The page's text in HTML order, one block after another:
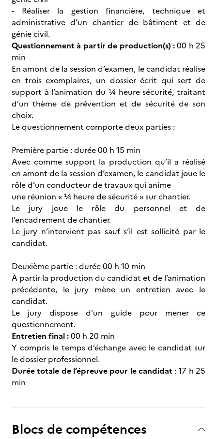
- Réaliser la gestion financière, technique et
administrative d’un chantier de bâtiment et de
génie civil.
Questionnement à partir de production(s) :00 h 25
min
En amont de la session d’examen, le candidat réalise
en trois exemplaires, un dossier écrit qui sert de
support à l’animation du ¼ heure sécurité, traitant
d’un thème de prévention et de sécurité de son
choix.
Le questionnement comporte deux parties :
Première partie : durée 00 h 15 min
Avec comme support la production qu’il a réalisé
en amont de la session d’examen, le candidat joue le
rôle d’un conducteur de travaux qui anime
une réunion « ¼ heure de sécurité » sur chantier.
Le jury joue le rôle du personnel et de
l’encadrement de chantier.
Le jury n’intervient pas sauf s’il est sollicité par le
candidat.
Deuxième partie : durée 00 h 10 min
À partir la production du candidat et de l’animation
précédente, le jury mène un entretien avec le
candidat.
Le jury dispose d’un guide pour mener ce
questionnement.
Entretien final :00 h 20 min
Y compris le temps d’échange avec le candidat sur
le dossier professionnel.
Durée totale de l’épreuve pour le candidat : 17 h 25
min
Blocs de compétences